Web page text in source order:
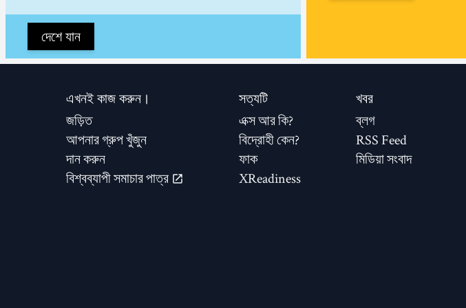
দেশে যান
এখনই কাজ করুন।
জড়িত
আপনার গ্রুপ খুঁজুন
দান করুন
বিশ্বব্যাপী সমাচার পাত্র
সত্যটি
এক্স আর কি?
বিদ্রোহী কেন?
ফাক
XReadiness
খবর
ব্লগ
RSS Feed
মিডিয়া সংবাদ